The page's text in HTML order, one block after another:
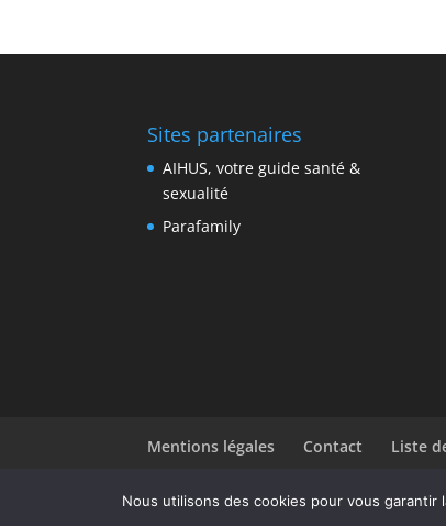
Sites partenaires
AIHUS, votre guide santé &
sexualité
Parafamily
Mentions légales Contact Liste
Design deElegant Themes | Propulsé
Nous utilisons des cookies pour vous